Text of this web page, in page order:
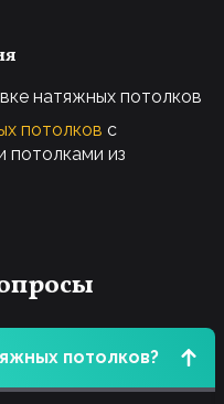
натяжных потолков
потолков с
потолками из
потолков?